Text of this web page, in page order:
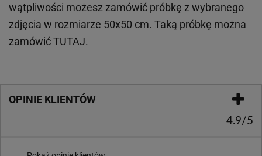
wątpliwości możesz zamówić próbkę z wybranego
zdjęcia w rozmiarze 50x50 cm. Taką próbkę można
zamówićTUTAJ.
OPINIE KLIENTÓW
4.9/5